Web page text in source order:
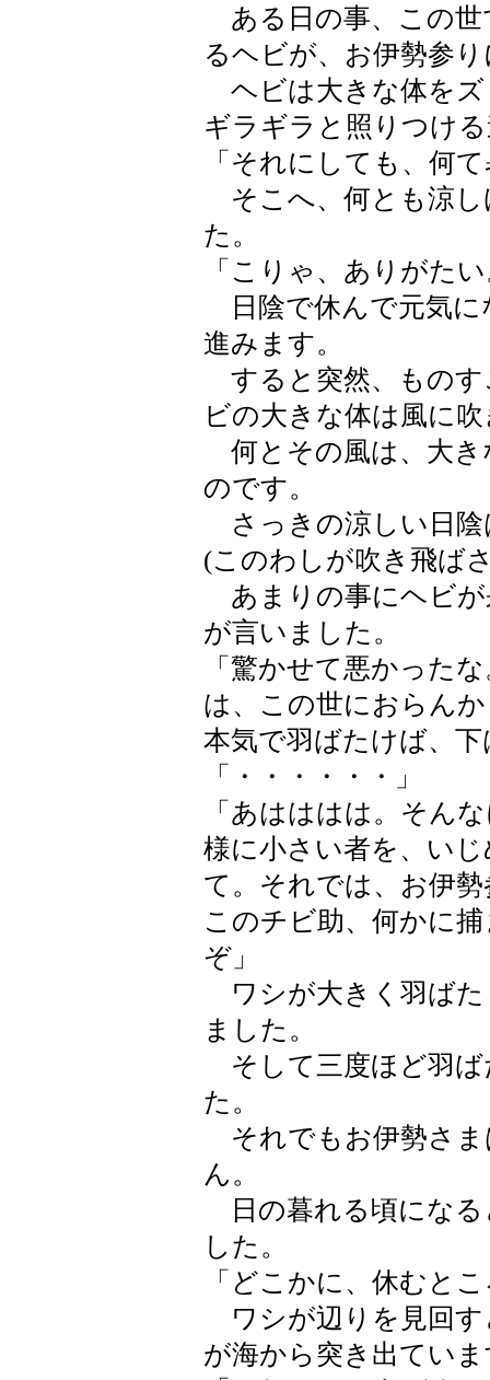
ある日の事、この世
るヘビが、お伊勢参
ヘビは大きな体をズ
ギラギラと照りつけ
「それにしても、何
そこへ、何とも涼し
た。
「こりゃ、ありがた
日陰で休んで元気に
進みます。
すると突然、ものす
ビの大きな体は風に
何とその風は、大き
のです。
さっきの涼しい日陰
(このわしが吹き飛ば
あまりの事にヘビが
が言いました。
「驚かせて悪かった
は、この世におらん
本気で羽ばたけば、
「・・・・・・」
「あはははは。そん
様に小さい者を、い
て。それでは、お伊
このチビ助、何かに
ぞ」
ワシが大きく羽ばた
ました。
そして三度ほど羽ば
た。
それでもお伊勢さま
ん。
日の暮れる頃になる
した。
「どこかに、休むと
ワシが辺りを見回す
が海から突き出てい